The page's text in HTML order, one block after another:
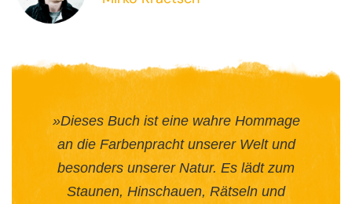
»Dieses Buch ist eine wahre Hommage
an die Farbenpracht unserer Welt und
besonders unserer Natur. Es lädt zum
Staunen, Hinschauen, Rätseln und